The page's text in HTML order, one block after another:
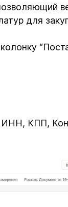
для
ИНН, КПП,